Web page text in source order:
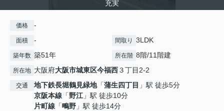
充実
価格 -
面積 - 間取り 3LDK
築年数 築51年 所在階 8階/11階建
所在地 大阪府大阪市城東区今福西３丁目2-2
交通 地下鉄長堀鶴見緑地「蒲生四丁目 」駅 徒歩5分
京阪本線 「野江」駅 徒歩10分
片町線 「鴫野 」駅 徒歩14分